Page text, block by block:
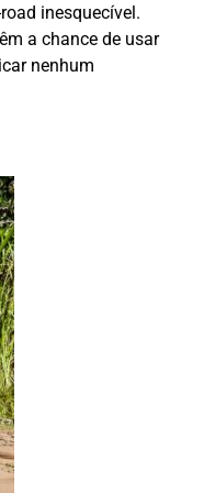
inesquecível.
a chance de usar
nenhum